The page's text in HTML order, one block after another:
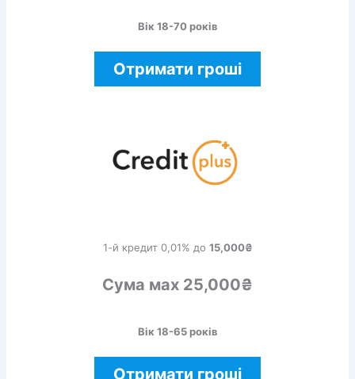
Вік 18-70 років
Отримати гроші
1-й кредит 0,01% до 15,000₴
Сума мах 25,000₴
Вік 18-65 років
Отримати гроші